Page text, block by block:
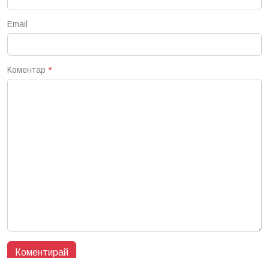
Email
Коментар *